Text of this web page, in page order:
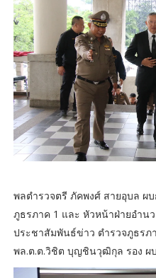
พลตำรวจตรี ภัคพงศ์ สายอุบล ผ
ภูธรภาค 1 และ หัวหน้าฝ่ายอำน
ประชาสัมพันธ์ข่าว ตำรวจภูธรภ
พล.ต.ต.วิชิต บุญชินวุฒิกุล รอง ผบ